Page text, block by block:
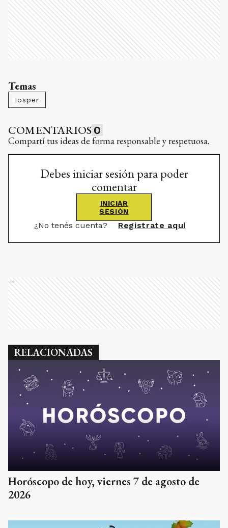
Temas
Iosper
COMENTARIOS 0
Compartí tus ideas de forma responsable y respetuosa.
Debes iniciar sesión para poder
comentar
INICIAR
SESIÓN
¿No tenés cuenta? Registrate aquí
Ads
RELACIONADAS
Horóscopo de hoy, viernes 7 de agosto de
2026